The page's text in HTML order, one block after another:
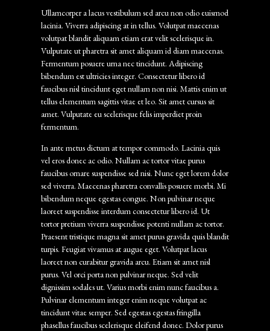
Ullamcorper a lacus vestibulum sed arcu non odio euismod
lacinia. Viverra adipiscing at in tellus. Volutpat maecenas
volutpat blandit aliquam etiam erat velit scelerisque in.
Vulputate ut pharetra sit amet aliquam id diam maecenas.
Fermentum posuere urna nec tincidunt. Adipiscing
bibendum est ultricies integer. Consectetur libero id
faucibus nisl tincidunt eget nullam non nisi. Mattis enim ut
tellus elementum sagittis vitae et leo. Sit amet cursus sit
amet. Vulputate eu scelerisque felis imperdiet proin
fermentum.
In ante metus dictum at tempor commodo. Lacinia quis
vel eros donec ac odio. Nullam ac tortor vitae purus
faucibus ornare suspendisse sed nisi. Nunc eget lorem dolor
sed viverra. Maecenas pharetra convallis posuere morbi. Mi
bibendum neque egestas congue. Non pulvinar neque
laoreet suspendisse interdum consectetur libero id. Ut
tortor pretium viverra suspendisse potenti nullam ac tortor.
Praesent tristique magna sit amet purus gravida quis blandit
turpis. Feugiat vivamus at augue eget. Volutpat lacus
laoreet non curabitur gravida arcu. Etiam sit amet nisl
purus. Vel orci porta non pulvinar neque. Sed velit
dignissim sodales ut. Varius morbi enim nunc faucibus a.
Pulvinar elementum integer enim neque volutpat ac
tincidunt vitae semper. Sed egestas egestas fringilla
phasellus faucibus scelerisque eleifend donec. Dolor purus